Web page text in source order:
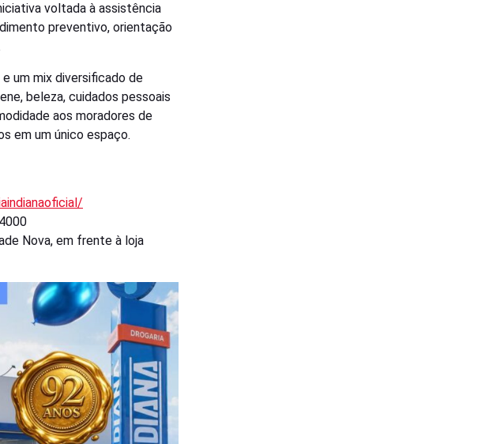
voltada à assistência
preventivo, orientação
um mix diversificado de
beleza, cuidados pessoais
aos moradores de
em um único espaço.
Nova, em frente à loja